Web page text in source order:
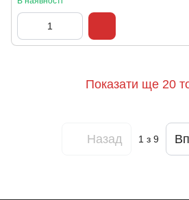
Показати ще 20
Назад 1 з 9